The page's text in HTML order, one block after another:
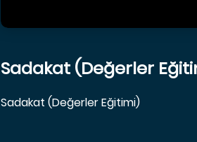
Sadakat (Değerler
Sadakat (Değerler Eğitimi)